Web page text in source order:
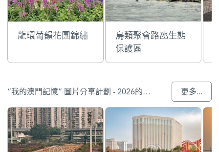
龍環葡韻花團錦繡
鳥類聚會路氹生態
保護區
“我的澳門記憶” 圖片分享計劃 - 2026的參與作品 更多...